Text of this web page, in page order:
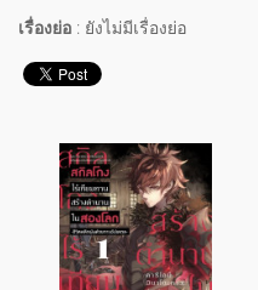
เรื่องย่อ : ยังไม่มีเรื่องย่อ